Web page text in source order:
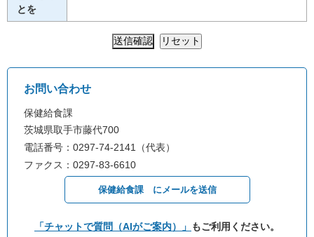
とを
お問い合わせ
保健給食課
茨城県取手市藤代700
電話番号：0297-74-2141（代表）
ファクス：0297-83-6610
保健給食課 にメールを送信
「チャットで質問（AIがご案内）」 もご利用ください。